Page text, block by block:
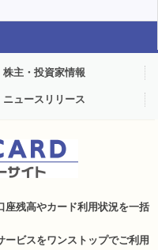
株主・投資家情報
ニュースリリース
座残高やカード利用状況を一括
ビスをワンストップでご利用